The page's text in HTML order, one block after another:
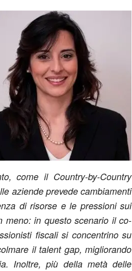
come il Country-by-Country
aziende prevede cambiamenti
di risorse e le pressioni sui
meno: in questo scenario il co-
fiscali si concentrino su
il talent gap, migliorando
Inoltre, più della metà delle